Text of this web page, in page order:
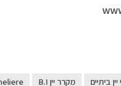
ביתיים מקרר יין B.I